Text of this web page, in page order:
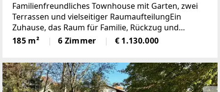
Familienfreundliches Townhouse mit Garten, zwei
Terrassen und vielseitiger RaumaufteilungEin
Zuhause, das Raum für Familie, Rückzug und
gemeinsames Leben schafft: Dieses grosszügige
Townhouse mit rund 185 m² Wohnfläche überzeugt
185 m² 6 Zimmer € 1.130.000